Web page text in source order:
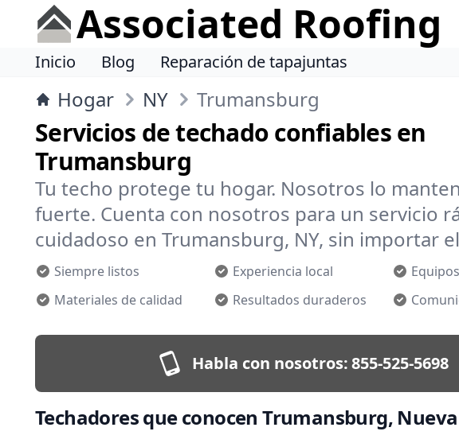
Associated Roofing
Inicio Blog Reparación de tapajuntas
Hogar NY Trumansburg
Servicios de techado confiables en
Trumansburg
Tu techo protege tu hogar. Nosotros lo
fuerte. Cuenta con nosotros para un servicio
cuidadoso en Trumansburg, NY, sin importar
Siempre listos Experiencia local
Materiales de calidad
Resultados duraderos
Habla con nosotros:855-525-5698
Techadores que conocen Trumansburg,